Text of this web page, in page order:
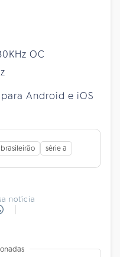
OC
Android e iOS
brasileirão série a
notícia